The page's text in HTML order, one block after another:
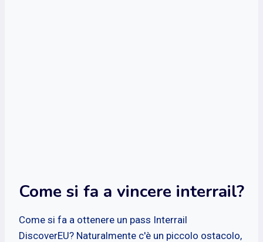
Come si fa a vincere interrail?
Come si fa a ottenere un pass Interrail
DiscoverEU? Naturalmente c'è un piccolo ostacolo,